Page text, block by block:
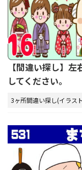
【間違い探し】
してください。
3ヶ所間違い探し(イラス